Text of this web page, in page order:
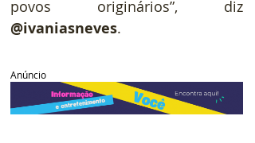
@ivaniasneves.
Anúncio